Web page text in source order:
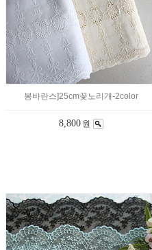
봉바란스]25cm꽃노리개-2color
8,800 원